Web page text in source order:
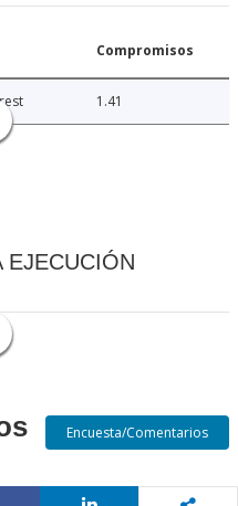
Compromisos
1.41
EJECUCIÓN
Encuesta/Comentarios